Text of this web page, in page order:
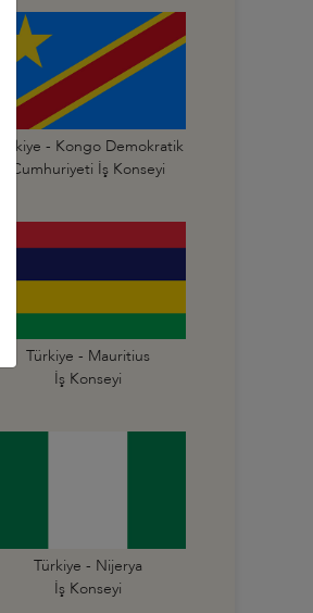
Türkiye - Kongo Demokratik
Cumhuriyeti İş Konseyi
Türkiye - Mauritius
İş Konseyi
Türkiye - Nijerya
İş Konseyi